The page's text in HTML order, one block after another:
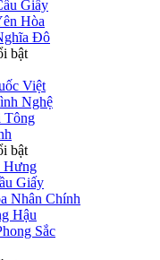
Giấy
Hòa
Đô
bật
Việt
Nghệ
Tông
bật
Hưng
Giấy
Nhân Chính
Hậu
Sắc